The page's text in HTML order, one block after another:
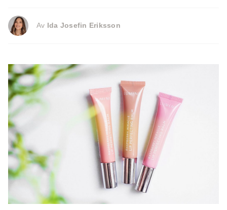
Av Ida Josefin Eriksson